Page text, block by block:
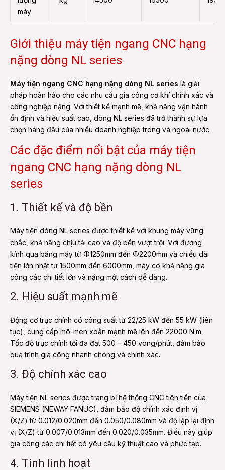
máy
Giới thiệu máy tiện ngang CNC hạng
nặng dòng NL series
Máy tiện ngang CNC hạng nặng dòng NL series là giải
pháp hoàn hảo cho các nhu cầu gia công cơ khí chính xác và
công nghiệp nặng. Với thiết kế mạnh mẽ, khả năng vận hành
ổn định và hiệu suất cao, dòng NL series đã trở thành sự lựa
chọn hàng đầu của nhiều doanh nghiệp trong và ngoài nước.
Các đặc điểm nổi bật của máy tiện
ngang CNC hạng nặng dòng NL
series
1. Thiết kế và độ bền
Máy tiện dòng NL series được thiết kế với khung máy vững
chắc, khả năng chịu tải cao và độ bền vượt trội. Với đường
kính qua băng máy từ Φ1250mm đến Φ2200mm và chiều dài
tiện lớn nhất từ 1500mm đến 6000mm, máy có khả năng gia
công các chi tiết lớn và nặng một cách dễ dàng.
2. Hiệu suất mạnh mẽ
Động cơ trục chính có công suất từ 22/25 kW đến 55 kW (liên
tục), cung cấp mô-men xoắn mạnh mẽ lên đến 22000 N.m.
Tốc độ trục chính tối đa đạt 500 – 450 vòng/phút, đảm bảo
quá trình gia công nhanh chóng và chính xác.
3. Độ chính xác cao
Máy tiện NL series được trang bị hệ thống CNC tiên tiến của
SIEMENS (NEWAY FANUC), đảm bảo độ chính xác định vị
(X/Z) từ 0.012/0.020mm đến 0.050/0.080mm và độ lặp lại định
vị (X/Z) từ 0.007/0.013mm đến 0.020/0.035mm. Điều này giúp
gia công các chi tiết có yêu cầu kỹ thuật cao và phức tạp.
4. Tính linh hoạt